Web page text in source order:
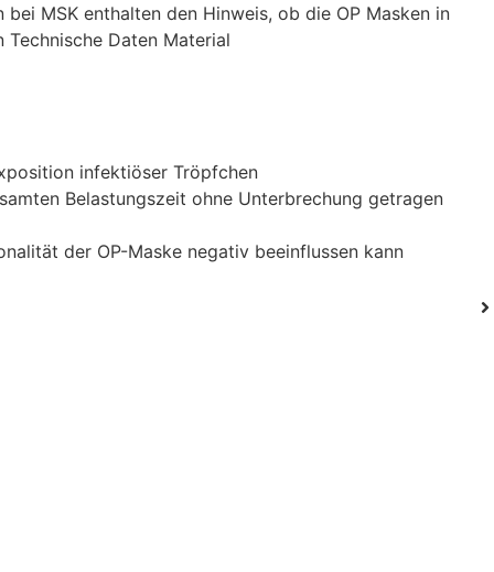
MSK enthalten den Hinweis, ob die OP Masken in
Technische Daten Material
infektiöser Tröpfchen
Belastungszeit ohne Unterbrechung getragen
der OP-Maske negativ beeinflussen kann